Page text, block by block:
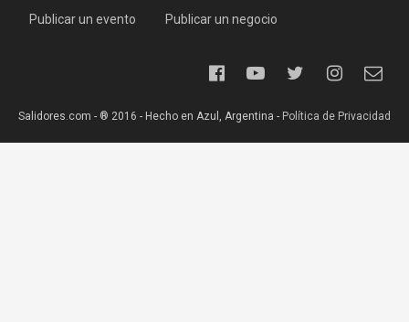
Publicar un evento Publicar un negocio
Salidores.com - ® 2016 - Hecho en Azul, Argentina - Política de Privacidad